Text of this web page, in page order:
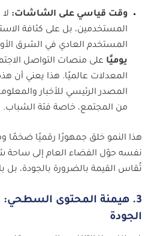
وقت قياسي على الشاشات:
المستخدمين، بل على كثافة
المستخدم العادي في الشرق
يوميًا على منصات التواصل
المعدلات عالميًا. هذا يعني أن
المصدر الرئيسي للأخبار
من المجتمع، خاصة فئة الشباب.
هذا النمو خلق جمهورًا رقميًا ضخمًا
نفسه حوّل الفضاء العام إلى ساحة
تُقاس القيمة بالضرورة بالجودة، بل
3. هيمنة المحتوى السطحي:
الجودة